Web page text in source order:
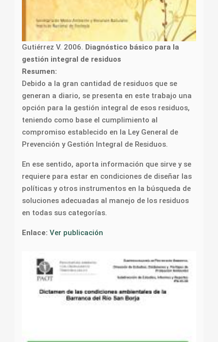
Gutiérrez V. 2006. Diagnóstico básico para la
gestión integral de residuos
Resumen:
Debido a la gran cantidad de residuos que se
generan a diario, se presenta en este trabajo una
opción para la gestión integral de esos residuos,
teniendo como base el cumplimiento al
compromiso establecido en la Ley General de
Prevención y Gestión Integral de Residuos.
En ese sentido, aporta información que sirve y se
requiere para estar en condiciones de diseñar las
políticas y otros instrumentos en la búsqueda de
soluciones adecuadas al manejo de los residuos
en todas sus categorías.
Enlace: Ver publicación